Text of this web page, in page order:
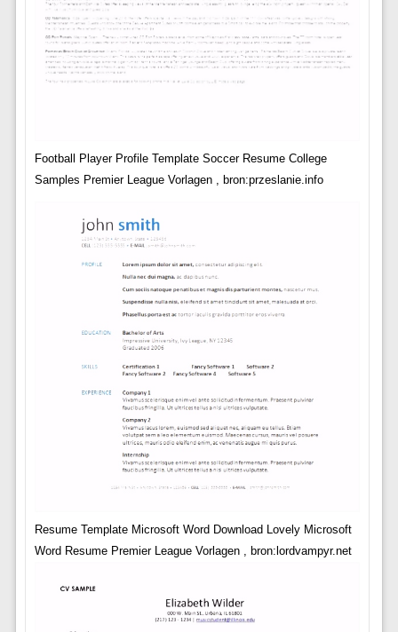
Football Player Profile Template Soccer Resume College
Samples Premier League Vorlagen , bron:przeslanie.info
Resume Template Microsoft Word Download Lovely Microsoft
Word Resume Premier League Vorlagen , bron:lordvampyr.net